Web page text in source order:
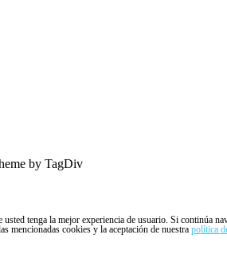
by TagDiv
tenga la mejor experiencia de usuario. Si continúa
mencionadas cookies y la aceptación de nuestra política